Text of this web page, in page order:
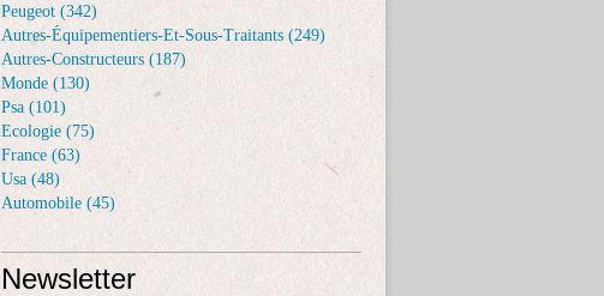
Peugeot (342)
Autres-Équipementiers-Et-Sous-Traitants (249)
Autres-Constructeurs (187)
Monde (130)
Psa (101)
Ecologie (75)
France (63)
Usa (48)
Automobile (45)
Newsletter